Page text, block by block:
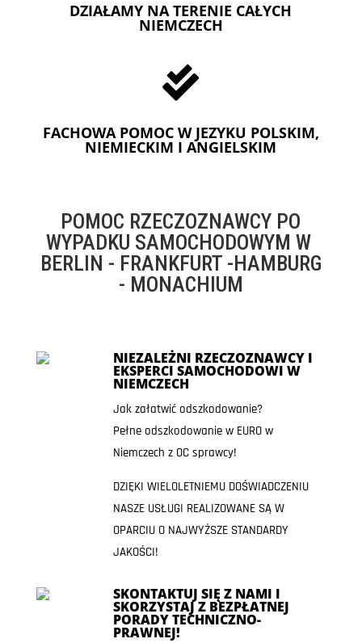
DZIAŁAMY NA TERENIE CAŁYCH
NIEMCZECH

FACHOWA POMOC W JEZYKU POLSKIM,
NIEMIECKIM I ANGIELSKIM
POMOC RZECZOZNAWCY PO
WYPADKU SAMOCHODOWYM W
BERLIN - FRANKFURT -HAMBURG
- MONACHIUM
NIEZALEŻNI RZECZOZNAWCY I
EKSPERCI SAMOCHODOWI W
NIEMCZECH
Jak załatwić odszkodowanie?
Pełne odszkodowanie w EURO w
Niemczech z OC sprawcy!
DZIĘKI WIELOLETNIEMU DOŚWIADCZENIU
NASZE USŁUGI REALIZOWANE SĄ W
OPARCIU O NAJWYŻSZE STANDARDY
JAKOŚCI!
SKONTAKTUJ SIĘ Z NAMI I
SKORZYSTAJ Z BEZPŁATNEJ
PORADY TECHNICZNO-
PRAWNEJ!